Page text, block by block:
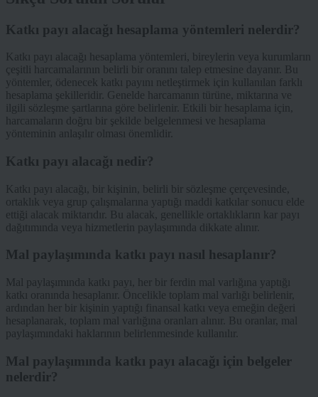
Katkı payı alacağı hesaplama yöntemleri nelerdir?
Katkı payı alacağı hesaplama yöntemleri, bireylerin veya kurumların
çeşitli harcamalarının belirli bir oranını talep etmesine dayanır. Bu
yöntemler, ödenecek katkı payını netleştirmek için kullanılan farklı
hesaplama şekilleridir. Genelde harcamanın türüne, miktarına ve
ilgili sözleşme şartlarına göre belirlenir. Etkili bir hesaplama için,
harcamaların doğru bir şekilde belgelenmesi ve hesaplama
yönteminin anlaşılır olması önemlidir.
Katkı payı alacağı nedir?
Katkı payı alacağı, bir kişinin, belirli bir sözleşme çerçevesinde,
ortaklık veya grup çalışmalarına yaptığı maddi katkılar sonucu elde
ettiği alacak miktarıdır. Bu alacak, genellikle ortaklıkların kar payı
dağıtımında veya hizmetlerin paylaşımında dikkate alınır.
Mal paylaşımında katkı payı nasıl hesaplanır?
Mal paylaşımında katkı payı, her bir ferdin mal varlığına yaptığı
katkı oranında hesaplanır. Öncelikle toplam mal varlığı belirlenir,
ardından her bir kişinin yaptığı finansal katkı veya emeğin değeri
hesaplanarak, toplam mal varlığına oranları alınır. Bu oranlar, mal
paylaşımındaki haklarının belirlenmesinde kullanılır.
Mal paylaşımında katkı payı alacağı için belgeler
nelerdir?